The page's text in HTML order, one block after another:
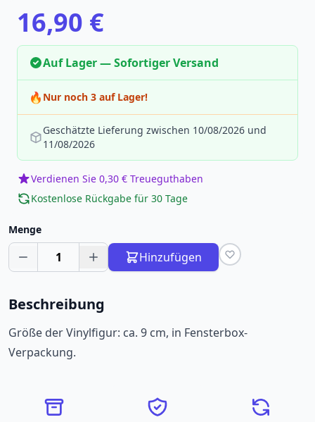
16,90 €
Auf Lager — Sofortiger Versand
🔥 Nur noch 3 auf Lager!
Geschätzte Lieferung zwischen 10/08/2026 und
11/08/2026
Verdienen Sie 0,30 € Treueguthaben
Kostenlose Rückgabe für 30 Tage
Menge
1 Hinzufügen
Beschreibung
Größe der Vinylfigur: ca. 9 cm, in Fensterbox-
Verpackung.